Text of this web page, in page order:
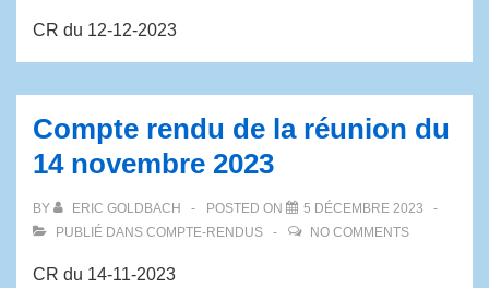
CR du 12-12-2023
Compte rendu de la réunion du
14 novembre 2023
BY ERIC GOLDBACH POSTED ON
5 DÉCEMBRE 2023
PUBLIÉ DANS COMPTE-RENDUS NO COMMENTS
CR du 14-11-2023